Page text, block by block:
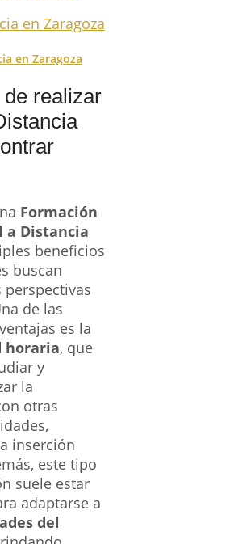
en Zaragoza
realizar
Formación
a Distancia
beneficios
buscan
de las
es la
horaria, que
y
la
otras
inserción
este tipo
suele estar
adaptarse a
del